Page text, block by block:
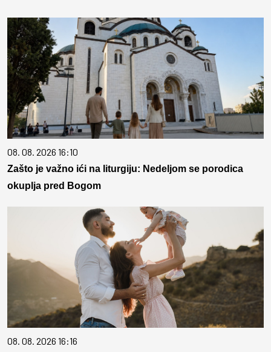
08. 08. 2026 16:10
Zašto je važno ići na liturgiju: Nedeljom se porodica
okuplja pred Bogom
08. 08. 2026 16:16